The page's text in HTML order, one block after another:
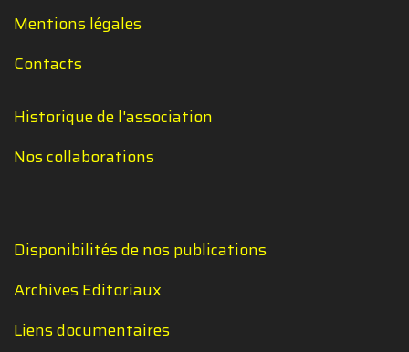
Mentions légales
Contacts
Historique de l'association
Nos collaborations
Disponibilités de nos publications
Archives Editoriaux
Liens documentaires